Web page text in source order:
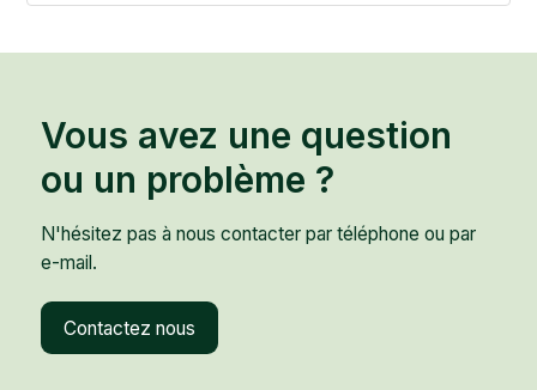
Vous avez une question
ou un problème ?
N'hésitez pas à nous contacter par téléphone ou par
e-mail.
Contactez nous